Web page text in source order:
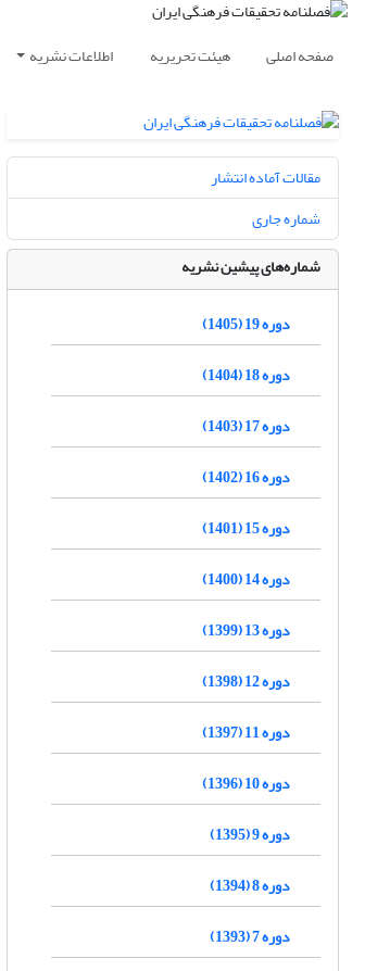
صفحه اصلی هیئت تحریریه اطلاعات نشریه
مقالات آماده انتشار
شماره جاری
شماره‌های پیشین نشریه
دوره 19 (1405)
دوره 18 (1404)
دوره 17 (1403)
دوره 16 (1402)
دوره 15 (1401)
دوره 14 (1400)
دوره 13 (1399)
دوره 12 (1398)
دوره 11 (1397)
دوره 10 (1396)
دوره 9 (1395)
دوره 8 (1394)
دوره 7 (1393)